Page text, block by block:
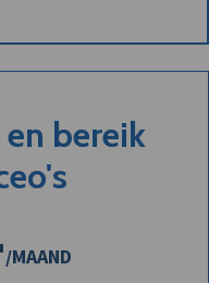
bereik
/MAAND